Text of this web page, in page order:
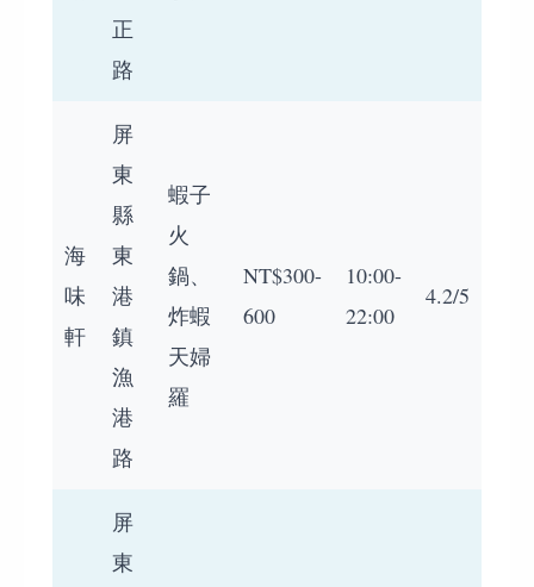
正
路
海
味
軒
屏
東
縣
東
港
鎮
漁
港
路
蝦子
火
鍋、
炸蝦
天婦
羅
NT$300-
600
10:00-
22:00
4.2/5
屏
東